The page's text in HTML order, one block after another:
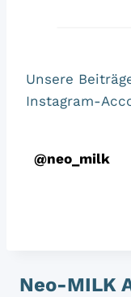
Unsere
Instagram-
@neo_milk
Neo-MILK